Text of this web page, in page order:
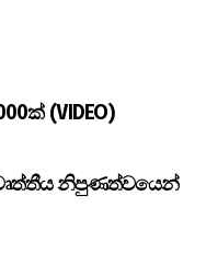
(VIDEO)
නිපුණත්වයෙන්